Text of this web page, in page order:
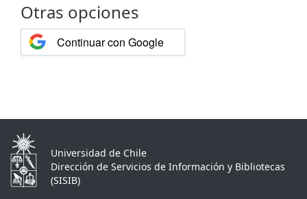
Otras opciones
Continuar con Google
Universidad de Chile
Dirección de Servicios de Información y Bibliotecas
(SISIB)